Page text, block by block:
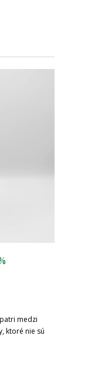
medzi
ktoré nie sú